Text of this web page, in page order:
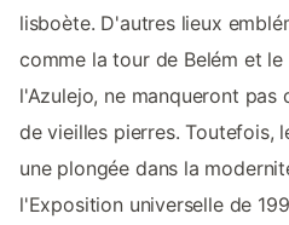
lisboète. D'autres lieux
comme la tour de Belém et
l'Azulejo, ne manqueront pas
de vieilles pierres. Toutefois,
une plongée dans la
l'Exposition universelle de